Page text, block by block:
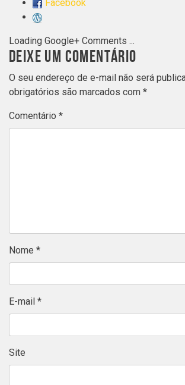
Facebook
Loading Google+ Comments ...
DEIXE UM COMENTÁRIO
O seu endereço de e-mail não será
obrigatórios são marcados com *
Comentário *
Nome *
E-mail *
Site